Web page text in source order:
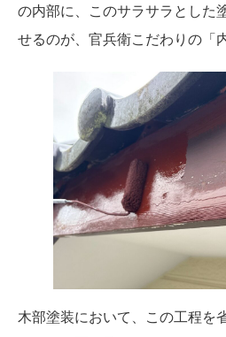
の内部に、このサラサラとした
せるのが、官兵衛こだわりの「
木部塗装において、この工程を